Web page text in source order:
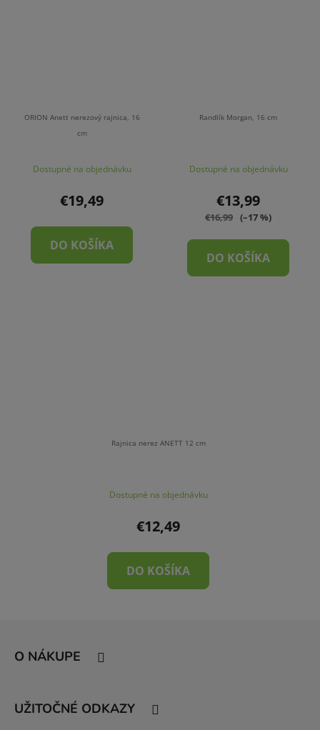
ORION Anett nerezový rajnica, 16
cm
Dostupné na objednávku
€19,49
DO KOŠÍKA
Randlík Morgan, 16 cm
Dostupné na objednávku
€13,99
€16,99 (–17 %)
DO KOŠÍKA
Rajnica nerez ANETT 12 cm
Dostupné na objednávku
€12,49
DO KOŠÍKA
O NÁKUPE
UŽITOČNÉ ODKAZY